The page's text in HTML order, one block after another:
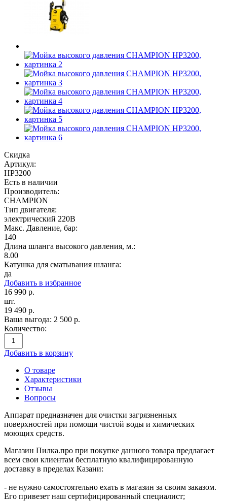
Скидка
Артикул:
HP3200
Есть в наличии
Производитель:
CHAMPION
Тип двигателя:
электрический 220В
Макс. Давление, бар:
140
Длина шланга высокого давления, м.:
8.00
Катушка для сматывания шланга:
да
Добавить в избранное
16 990 р.
шт.
19 490 р.
Ваша выгода: 2 500 р.
Количество:
Добавить в корзину
О товаре
Характеристики
Отзывы
Вопросы
Аппарат предназначен для очистки загрязненных
поверхностей при помощи чистой воды и химических
моющих средств.
Магазин Пилка.про при покупке данного товара предлагает
всем свои клиентам бесплатную квалифицированную
доставку в пределах Казани:
- не нужно самостоятельно ехать в магазин за своим заказом.
Его привезет наш сертифицированный специалист;